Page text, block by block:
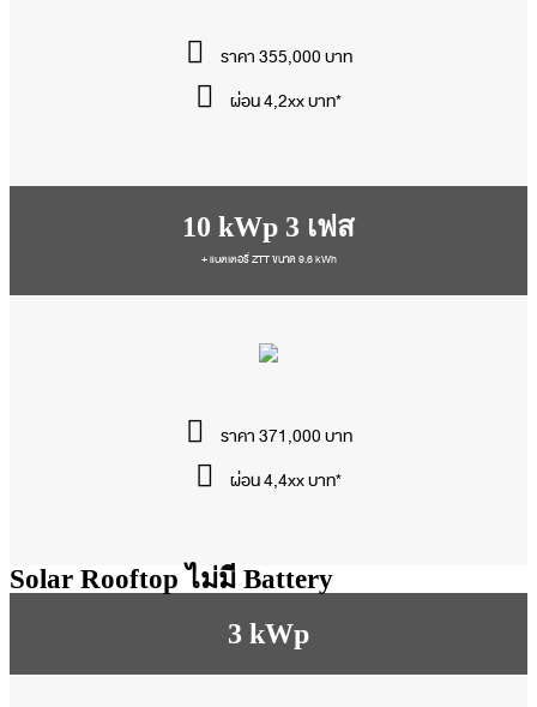
ราคา 355,000 บาท
ผ่อน 4,2xx บาท*
10 kWp 3 เฟส
+ แบตเตอรี่ ZTT ขนาด 9.6 kWh
ราคา 371,000 บาท
ผ่อน 4,4xx บาท*
Solar Rooftop ไม่มี Battery
3 kWp